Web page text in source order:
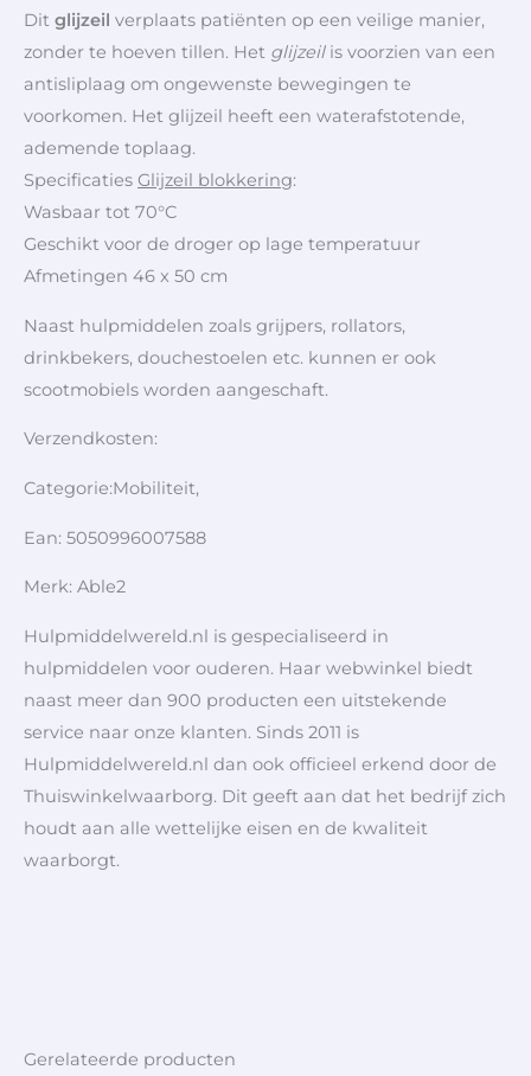
Dit glijzeil verplaats patiënten op een veilige manier,
zonder te hoeven tillen. Het glijzeilis voorzien van een
antisliplaag om ongewenste bewegingen te
voorkomen. Het glijzeil heeft een waterafstotende,
ademende toplaag.
Specificaties Glijzeil blokkering:
Wasbaar tot 70°C
Geschikt voor de droger op lage temperatuur
Afmetingen 46 x 50 cm
Naast hulpmiddelen zoals grijpers, rollators,
drinkbekers, douchestoelen etc. kunnen er ook
scootmobiels worden aangeschaft.
Verzendkosten:
Categorie:Mobiliteit,
Ean: 5050996007588
Merk: Able2
Hulpmiddelwereld.nl is gespecialiseerd in
hulpmiddelen voor ouderen. Haar webwinkel biedt
naast meer dan 900 producten een uitstekende
service naar onze klanten. Sinds 2011 is
Hulpmiddelwereld.nl dan ook officieel erkend door de
Thuiswinkelwaarborg. Dit geeft aan dat het bedrijf zich
houdt aan alle wettelijke eisen en de kwaliteit
waarborgt.
Gerelateerde producten